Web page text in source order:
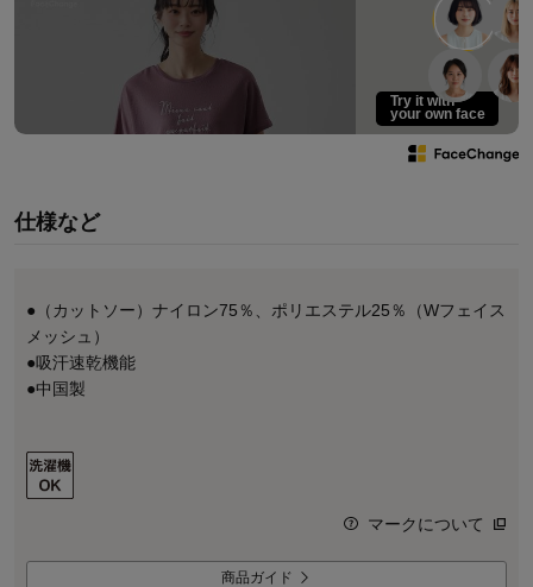
Try it with
your own face
仕様など
●（カットソー）ナイロン75％、ポリエステル25％（Wフェイス
メッシュ）
●吸汗速乾機能
●中国製
マークについて
商品ガイド